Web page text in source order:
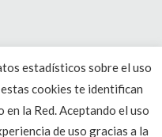
estadísticos sobre el uso
cookies te identifican
la Red. Aceptando el uso
de uso gracias a la